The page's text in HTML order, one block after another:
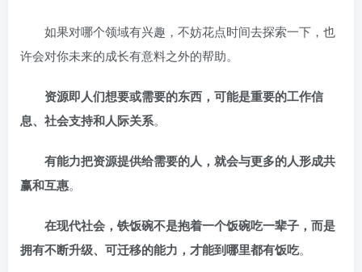
如果对哪个领域有兴趣，不妨花点时间去探索一下，也
许会对你未来的成长有意料之外的帮助。
资源即人们想要或需要的东西，可能是重要的工作信
息、社会支持和人际关系。
有能力把资源提供给需要的人，就会与更多的人形成共
赢和互惠。
在现代社会，铁饭碗不是抱着一个饭碗吃一辈子，而是
拥有不断升级、可迁移的能力，才能到哪里都有饭吃。